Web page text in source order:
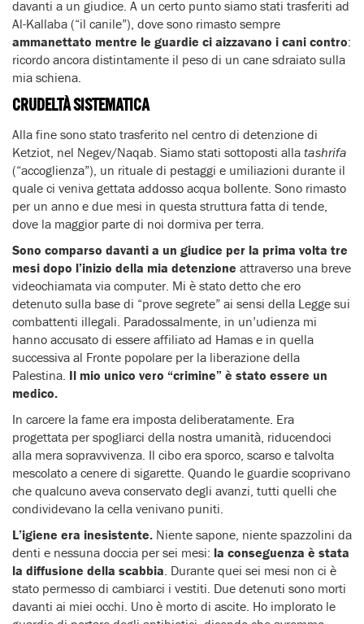
davanti a un giudice. A un certo punto siamo stati trasferiti ad
Al-Kallaba (“il canile”), dove sono rimasto sempre
ammanettato mentre le guardie ci aizzavano i cani contro:
ricordo ancora distintamente il peso di un cane sdraiato sulla
mia schiena.
CRUDELTÀ SISTEMATICA
Alla fine sono stato trasferito nel centro di detenzione di
Ketziot, nel Negev/Naqab. Siamo stati sottoposti alla tashrifa
(“accoglienza”), un rituale di pestaggi e umiliazioni durante il
quale ci veniva gettata addosso acqua bollente. Sono rimasto
per un anno e due mesi in questa struttura fatta di tende,
dove la maggior parte di noi dormiva per terra.
Sono comparso davanti a un giudice per la prima volta tre
mesi dopo l’inizio della mia detenzione attraverso una breve
videochiamata via computer. Mi è stato detto che ero
detenuto sulla base di “prove segrete” ai sensi della Legge sui
combattenti illegali. Paradossalmente, in un’udienza mi
hanno accusato di essere affiliato ad Hamas e in quella
successiva al Fronte popolare per la liberazione della
Palestina. Il mio unico vero “crimine” è stato essere un
medico.
In carcere la fame era imposta deliberatamente. Era
progettata per spogliarci della nostra umanità, riducendoci
alla mera sopravvivenza. Il cibo era sporco, scarso e talvolta
mescolato a cenere di sigarette. Quando le guardie scoprivano
che qualcuno aveva conservato degli avanzi, tutti quelli che
condividevano la cella venivano puniti.
L’igiene era inesistente. Niente sapone, niente spazzolini da
denti e nessuna doccia per sei mesi: la conseguenza è stata
la diffusione della scabbia . Durante quei sei mesi non ci è
stato permesso di cambiarci i vestiti. Due detenuti sono morti
davanti ai miei occhi. Uno è morto di ascite. Ho implorato le